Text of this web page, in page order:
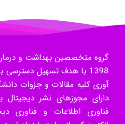
گروه متخصصین بهداشت و
1398 با هدف تسهیل
دارای مجوزهای نشر دیجیتال
فناوری اطلاعات و فناوری